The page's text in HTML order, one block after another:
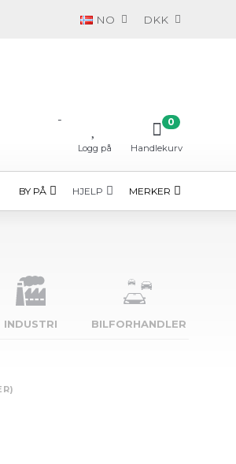
NO DKK
-
Logg på Handlekurv
0
BY PÅ HJELP MERKER
INDUSTRI BILFORHANDLER